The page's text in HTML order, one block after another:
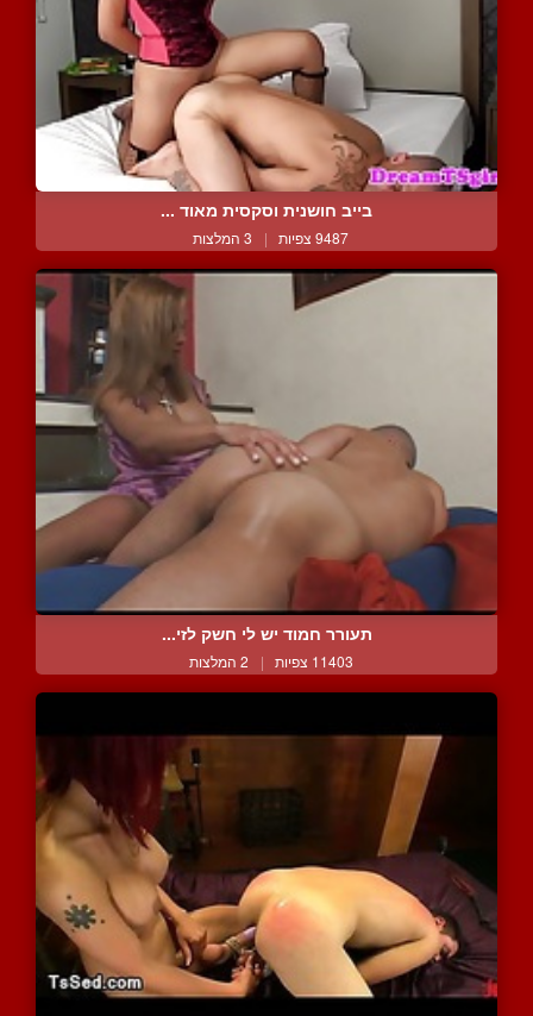
בייב חושנית וסקסית מאוד ...
9487 צפיות | 3 המלצות
תעורר חמוד יש לי חשק לזי...
11403 צפיות | 2 המלצות